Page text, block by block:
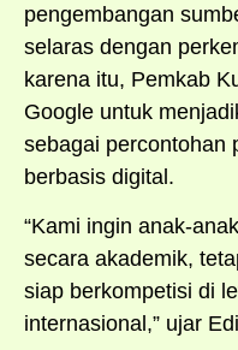
pengembangan
selaras dengan
karena itu, Pemkab
Google untuk
sebagai percontohan
berbasis digital.
“Kami ingin anak-
secara akademik,
siap berkompetisi di
internasional,” ujar